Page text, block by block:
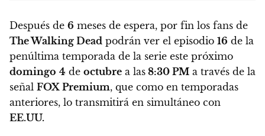
Después de 6 meses de espera, por fin los fans de
The Walking Dead podrán ver el episodio 16 de la
penúltima temporada de la serie este próximo
domingo 4 de octubre a las 8:30 PM a través de la
señal FOX Premium, que como en temporadas
anteriores, lo transmitirá en simultáneo con
EE.UU.